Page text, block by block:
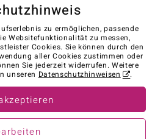
Cookies
Impressum
Vertrag widerrufen
in other countries:
Tochterunternehmen der elumeo
zu ermöglichen, passende
Websitefunktionalität zu messen,
Cookies. Sie können durch den
aller Cookies zustimmen oder
Sie jederzeit widerrufen. Weitere
unseren Datenschutzhinweisen .